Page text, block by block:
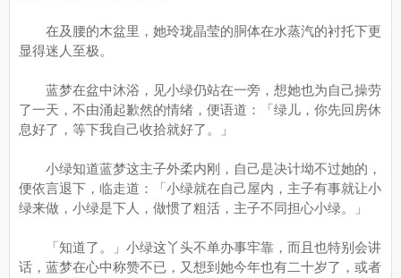
在及腰的木盆里，她玲珑晶莹的胴体在水蒸汽的衬托下更
显得迷人至极。
蓝梦在盆中沐浴，见小绿仍站在一旁，想她也为自己操劳
了一天，不由涌起歉然的情绪，便语道：「绿儿，你先回房休
息好了，等下我自己收拾就好了。」
小绿知道蓝梦这主子外柔内刚，自己是决计坳不过她的，
便依言退下，临走道：「小绿就在自己屋内，主子有事就让小
绿来做，小绿是下人，做惯了粗活，主子不同担心小绿。」
「知道了。」小绿这丫头不单办事牢靠，而且也特别会讲
话，蓝梦在心中称赞不已，又想到她今年也有二十岁了，或者